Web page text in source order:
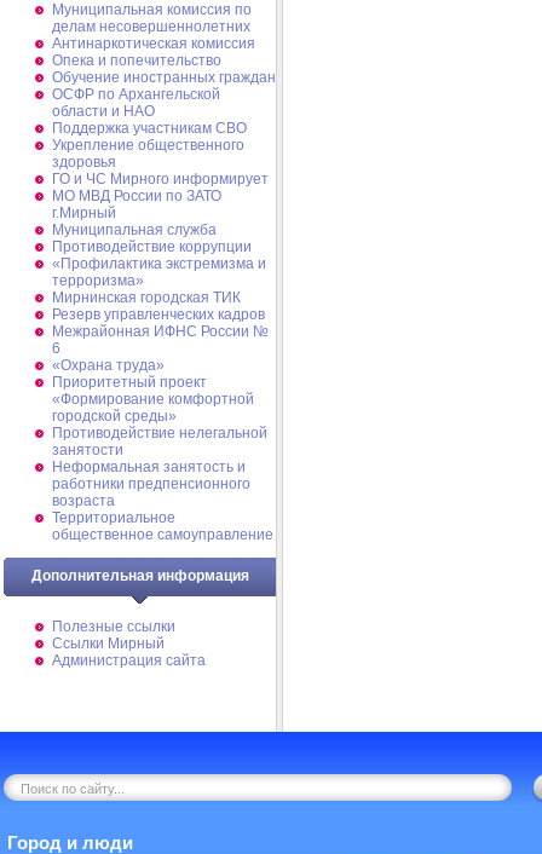
Муниципальная комиссия по
делам несовершеннолетних
Антинаркотическая комиссия
Опека и попечительство
Обучение иностранных граждан
ОСФР по Архангельской
области и НАО
Поддержка участникам СВО
Укрепление общественного
здоровья
ГО и ЧС Мирного информирует
МО МВД России по ЗАТО
г.Мирный
Муниципальная cлужба
Противодействие коррупции
«Профилактика экстремизма и
терроризма»
Мирнинская городская ТИК
Резерв управленческих кадров
Межрайонная ИФНС России №
6
«Охрана труда»
Приоритетный проект
«Формирование комфортной
городской среды»
Противодействие нелегальной
занятости
Неформальная занятость и
работники предпенсионного
возраста
Территориальное
общественное самоуправление
Дополнительная информация
Полезные ссылки
Ссылки Мирный
Администрация сайта
Город и люди